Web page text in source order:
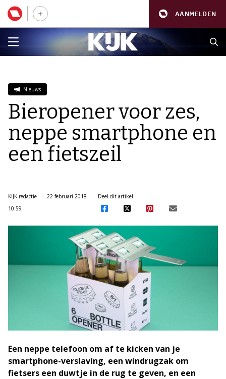
AANMELDEN
Nieuws
Bieropener voor zes,
neppe smartphone en
een fietszeil
KIJK-redactie
22 februari 2018
10:59
Deel dit artikel:
Een neppe telefoon om af te kicken van je
smartphone-verslaving, een windrugzak om
fietsers een duwtje in de rug te geven, en een